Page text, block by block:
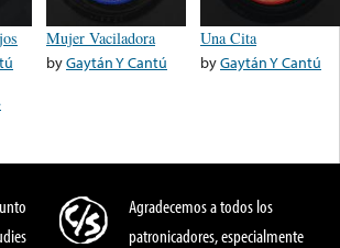
Mujer Vaciladora
byGaytán Y Cantú
Una Cita
byGaytán Y Cantú
Agradecemos a todos los
patronicadores, especialmente